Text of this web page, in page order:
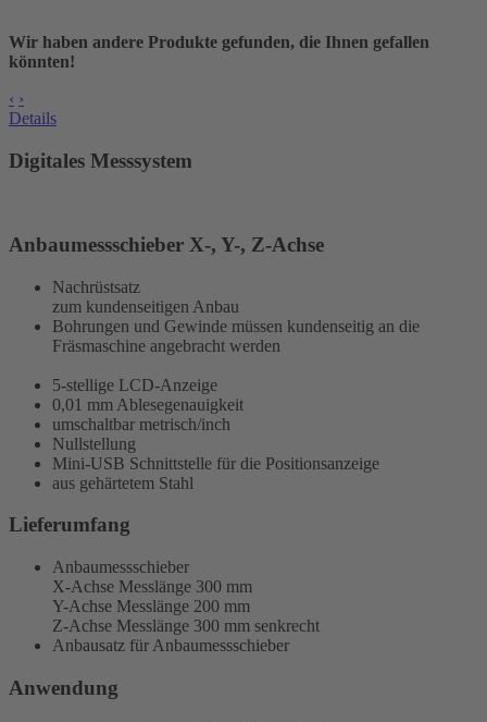
Wir haben andere Produkte gefunden, die Ihnen gefallen
könnten!
‹ ›
Details
Digitales Messsystem
Anbaumessschieber X-, Y-, Z-Achse
Nachrüstsatz
zum kundenseitigen Anbau
Bohrungen und Gewinde müssen kundenseitig an die
Fräsmaschine angebracht werden
5-stellige LCD-Anzeige
0,01 mm Ablesegenauigkeit
umschaltbar metrisch/inch
Nullstellung
Mini-USB Schnittstelle für die Positionsanzeige
aus gehärtetem Stahl
Lieferumfang
Anbaumessschieber
X-Achse Messlänge 300 mm
Y-Achse Messlänge 200 mm
Z-Achse Messlänge 300 mm senkrecht
Anbausatz für Anbaumessschieber
Anwendung